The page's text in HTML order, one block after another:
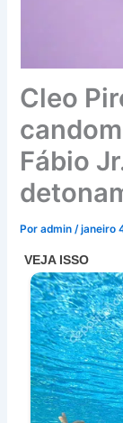
Cleo
Fábio
Poradmin/janeiro